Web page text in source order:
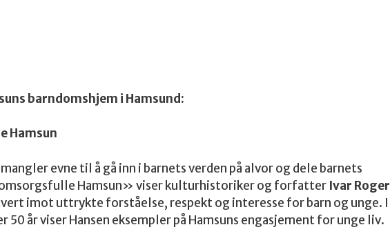
barndomshjem i Hamsund:
Hamsun
evne til å gå inn i barnets verden på alvor og dele barnets
Hamsun» viser kulturhistoriker og forfatter Ivar Roger
imot uttrykte forståelse, respekt og interesse for barn og unge. I
50 år viser Hansen eksempler på Hamsuns engasjement for unge liv.